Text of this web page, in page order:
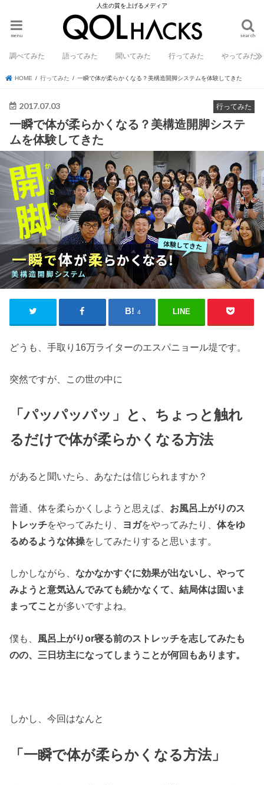
人生の質を上げるメディア
search
menu
調べてみた 語ってみた 聞いてみた 行ってみた やってみた
HOME 行ってみた 一瞬で体が柔らかくなる？美構造開脚システムを体験してきた
行ってみた
2017.07.03
一瞬で体が柔らかくなる？美構造開脚システ
ムを体験してきた
4 LINE
どうも、手取り16万ライターのエスパニョール堤です。
突然ですが、この世の中に
「パッパッパッ」と、ちょっと触れ
るだけで体が柔らかくなる方法
があると聞いたら、あなたは信じられますか？
普通、体を柔らかくしようと思えば、 お風呂上がりのス
トレッチをやってみたり、 ヨガをやってみたり、体をゆ
るめるような体操をしてみたりすると思います。
しかしながら、なかなかすぐに効果が出ないし、やって
みようと意気込んでみても続かなくて、結局体は固いま
まってことが多いですよね。
僕も、 風呂上がりor寝る前のストレッチを志してみたも
のの、三日坊主になってしまうことが何回もあります。
しかし、今回はなんと
「一瞬で体が柔らかくなる方法」